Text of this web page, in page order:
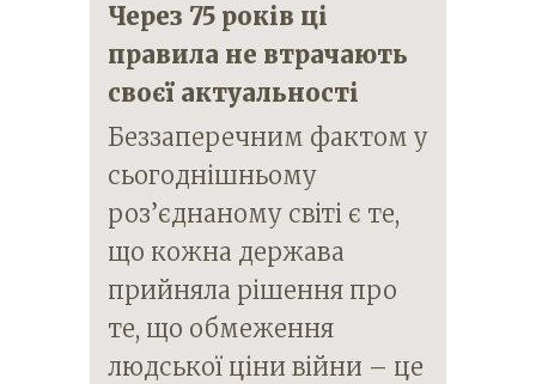
Через 75 років ці
правила не втрачають
своєї актуальності
Беззаперечним фактом у
сьогоднішньому
роз’єднаному світі є те,
що кожна держава
прийняла рішення про
те, що обмеження
людської ціни війни – це